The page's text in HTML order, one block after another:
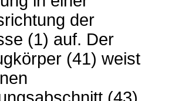
der
(1) auf. Der
(41) weist